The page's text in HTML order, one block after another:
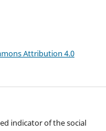
Attribution 4.0
indicator of the social